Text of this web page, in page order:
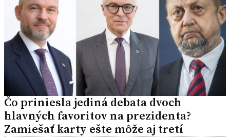
Čo priniesla jediná debata dvoch
hlavných favoritov na prezidenta?
Zamiešať karty ešte môže aj tretí